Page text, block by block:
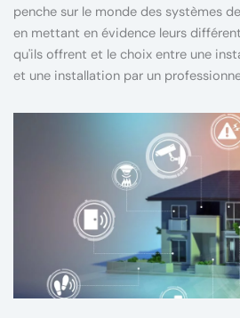
penche sur le monde des systèmes
en mettant en évidence leurs
qu'ils offrent et le choix entre une
et une installation par un